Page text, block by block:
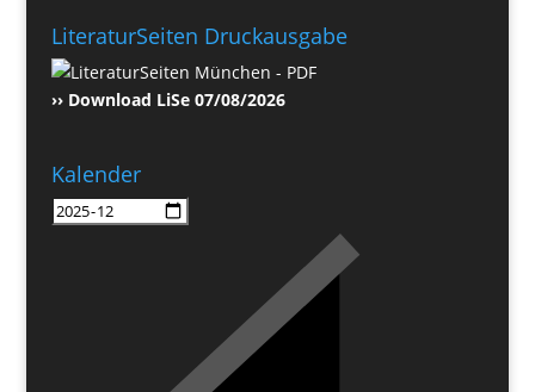
LiteraturSeiten Druckausgabe
›› Download LiSe 07/08/2026
Kalender